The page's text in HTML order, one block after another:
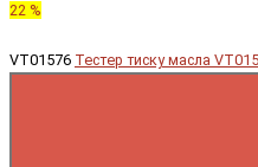
22 %
VT01576 Тестер тиску масла